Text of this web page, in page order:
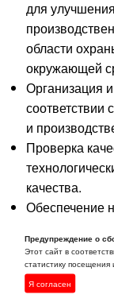
для
области
окружающей
Организация
соответствии
и
Проверка
качества.
Обеспечение
Управление
Требования:
Предупреждение о
Этот сайт в
статистику
Я согласен